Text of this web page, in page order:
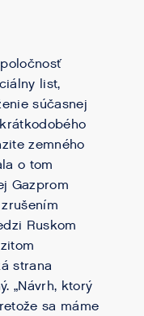
list,
súčasnej
zemného
o tom
Gazprom
Ruskom
strana
„Návrh, ktorý
sa máme